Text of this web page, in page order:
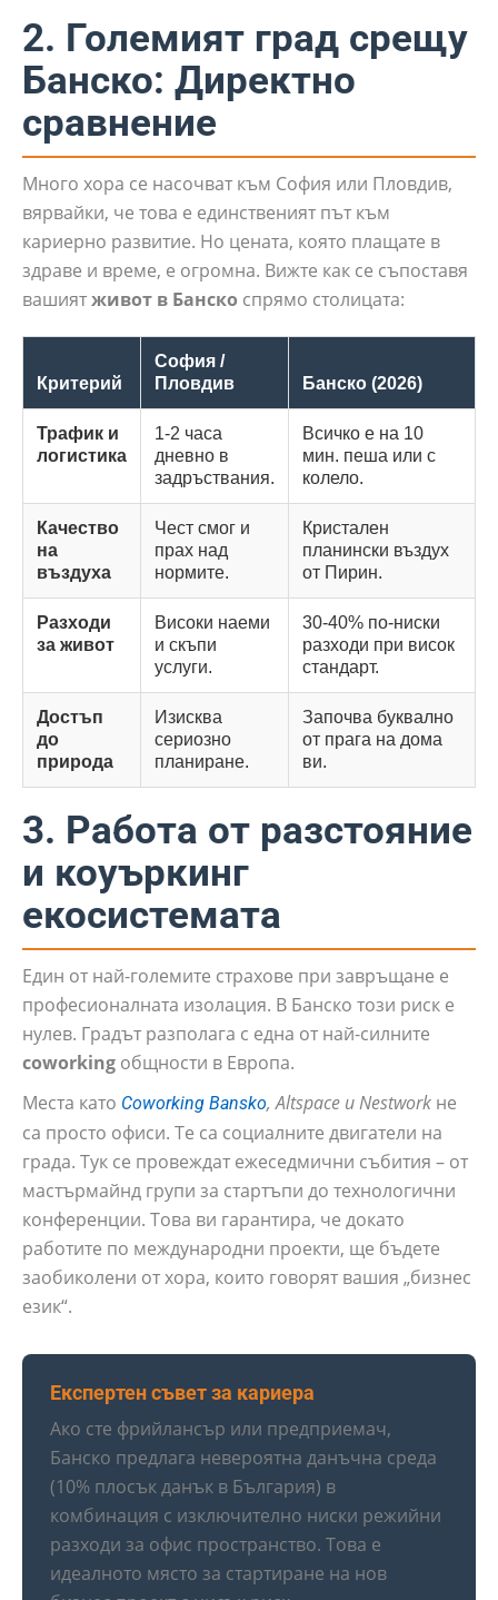
2. Големият град срещу
Банско: Директно
сравнение
Много хора се насочват към София или Пловдив,
вярвайки, че това е единственият път към
кариерно развитие. Но цената, която плащате в
здраве и време, е огромна. Вижте как се съпоставя
вашиятживот в Банско спрямо столицата:
Критерий
София /
Пловдив
Банско (2026)
Трафик и
логистика
1-2 часа
дневно в
задръствания.
Всичко е на 10
мин. пеша или с
колело.
Качество
на
въздуха
Чест смог и
прах над
нормите.
Кристален
планински въздух
от Пирин.
Разходи
за живот
Високи наеми
и скъпи
услуги.
30-40% по-ниски
разходи при висок
стандарт.
Достъп
до
природа
Изисква
сериозно
планиране.
Започва буквално
от прага на дома
ви.
3. Работа от разстояние
и коуъркинг
екосистемата
Един от най-големите страхове при завръщане е
професионалната изолация. В Банско този риск е
нулев. Градът разполага с една от най-силните
coworking общности в Европа.
Места като Coworking Bansko, Altspace и Nestwork не
са просто офиси. Те са социалните двигатели на
града. Тук се провеждат ежеседмични събития – от
мастърмайнд групи за стартъпи до технологични
конференции. Това ви гарантира, че докато
работите по международни проекти, ще бъдете
заобиколени от хора, които говорят вашия „бизнес
език“.
Експертен съвет за кариера
Ако сте фрийлансър или предприемач,
Банско предлага невероятна данъчна среда
(10% плосък данък в България) в
комбинация с изключително ниски режийни
разходи за офис пространство. Това е
идеалното място за стартиране на нов